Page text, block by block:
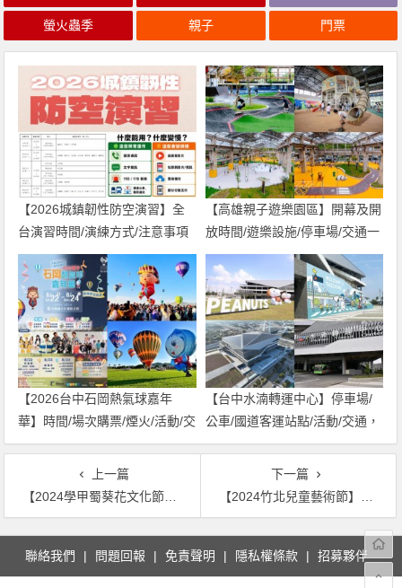
螢火蟲季 親子 門票
【2026城鎮韌性防空演習】全
台演習時間/演練方式/注意事項
一次看！
【高雄親子遊樂園區】開幕及開
放時間/遊樂設施/停車場/交通一
次看！
【2026台中石岡熱氣球嘉年
華】時間/場次購票/煙火/活動/交
通，土牛運動公園登場！
【台中水湳轉運中心】停車場/
公車/國道客運站點/活動/交通，
啟用免費停車！
上一篇
【2024學甲蜀葵花文化節】時間地點/花況花期/活動/交通一次看！
下一篇
【2024竹北兒童藝術節】時間地點/兒童節活動/節目表/交通一次看！
文
導
聯絡我們 問題回報 免責聲明 隱私權條款 招募夥伴